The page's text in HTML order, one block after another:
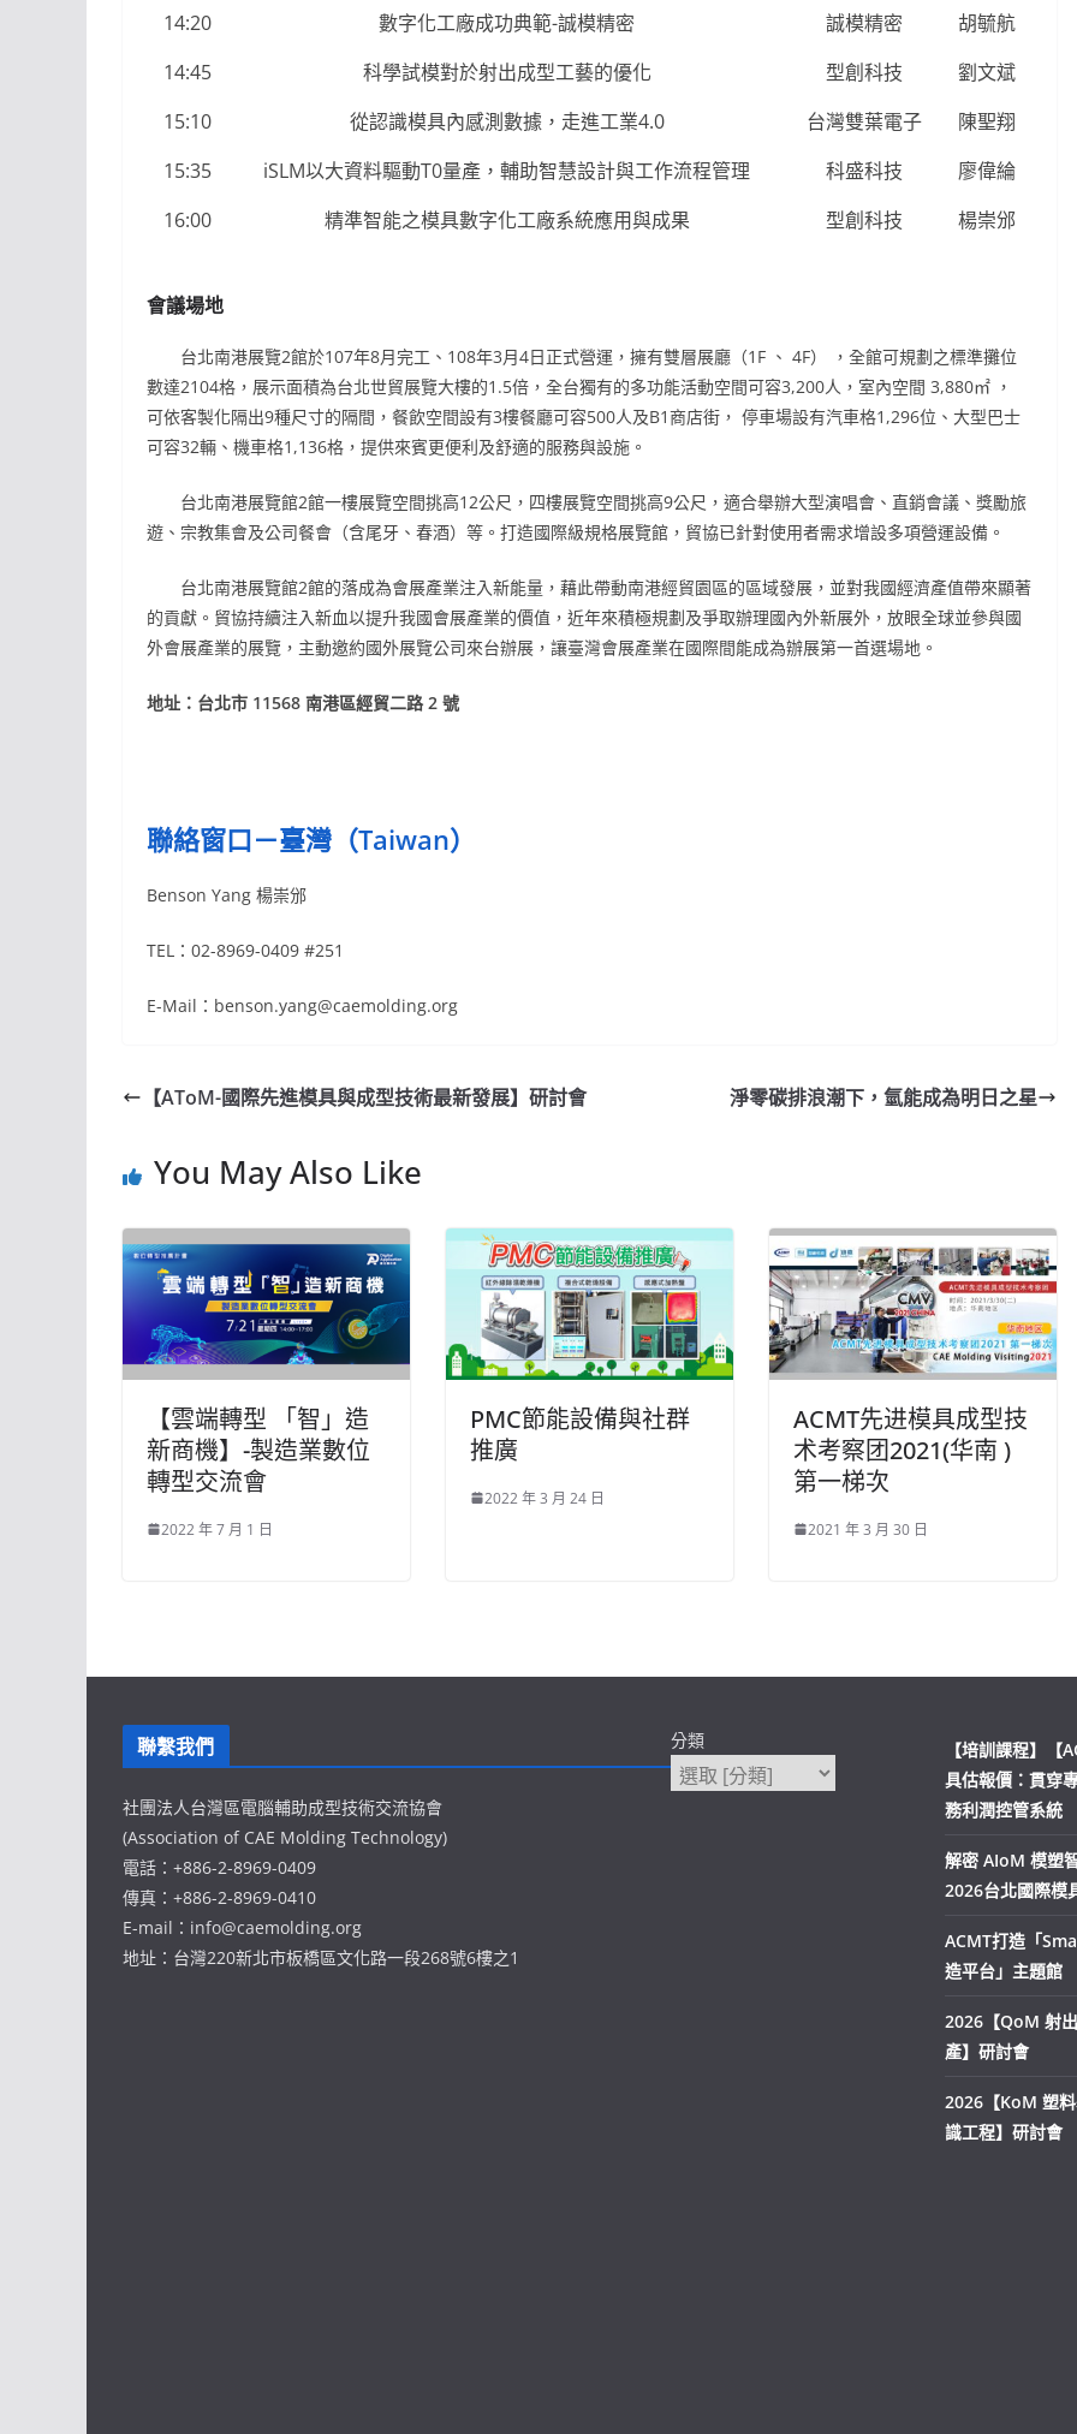
14:20
數字化工廠成功典範-誠模精密 誠模精密
胡毓航
14:45
科學試模對於射出成型工藝的優化 型創科技
劉文斌
15:10
從認識模具內感測數據，走進工業4.0 台灣雙葉電子
陳聖翔
15:35
iSLM以大資料驅動T0量產，輔助智慧設計與工作流程管理 科盛科技
廖偉綸
16:00
精準智能之模具數字化工廠系統應用與成果 型創科技 楊崇邠
會議場地
台北南港展覽2館於107年8月完工、108年3月4日正式營運，擁有雙層展廳（1F 、 4F） ，全館可規劃之標準攤位
數達2104格，展示面積為台北世貿展覽大樓的1.5倍，全台獨有的多功能活動空間可容3,200人，室內空間 3,880㎡ ，
可依客製化隔出9種尺寸的隔間，餐飲空間設有3樓餐廳可容500人及B1商店街， 停車場設有汽車格1,296位、大型巴士
可容32輛、機車格1,136格，提供來賓更便利及舒適的服務與設施。
台北南港展覽館2館一樓展覽空間挑高12公尺，四樓展覽空間挑高9公尺，適合舉辦大型演唱會、直銷會議、獎勵旅
遊、宗教集會及公司餐會（含尾牙、春酒）等。打造國際級規格展覽館，貿協已針對使用者需求增設多項營運設備。
台北南港展覽館2館的落成為會展產業注入新能量，藉此帶動南港經貿園區的區域發展，並對我國經濟產值帶來顯著
的貢獻。貿協持續注入新血以提升我國會展產業的價值，近年來積極規劃及爭取辦理國內外新展外，放眼全球並參與國
外會展產業的展覽，主動邀約國外展覽公司來台辦展，讓臺灣會展產業在國際間能成為辦展第一首選場地。
地址：台北市 11568 南港區經貿二路 2 號
聯絡窗口－臺灣（Taiwan）
Benson Yang 楊崇邠
TEL：02-8969-0409 #251
E-Mail：benson.yang@caemolding.org
【AToM-國際先進模具與成型技術最新發展】研討會 淨零碳排浪潮下，氫能成為明日之星
You May Also Like
【雲端轉型 「智」造
新商機】-製造業數位
轉型交流會
2022 年 7 月 1 日
PMC節能設備與社群
推廣
2022 年 3 月 24 日
ACMT先进模具成型技
术考察团2021(华南 )
第一梯次
2021 年 3 月 30 日
聯繫我們
社團法人台灣區電腦輔助成型技術交流協會
(Association of CAE Molding Technology)
電話：+886-2-8969-0409
傳真：+886-2-8969-0410
E-mail：info@caemolding.org
地址：台灣220新北市板橋區文化路一段268號6樓之1
分類
【培訓課程】【
具估報價：貫穿
務利潤控管系統
解密 AIoM 模塑
2026台北國際模
ACMT打造「
造平台」主題館
2026【QoM 射
產】研討會
2026【KoM 塑
識工程】研討會